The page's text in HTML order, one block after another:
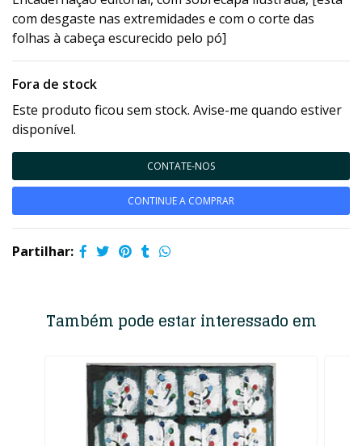
com desgaste nas extremidades e com o corte das
folhas à cabeça escurecido pelo pó]
Fora de stock
Este produto ficou sem stock. Avise-me quando estiver
disponível.
CONTATE-NOS
CONTINUE A COMPRAR
Partilhar:
Também pode estar interessado em